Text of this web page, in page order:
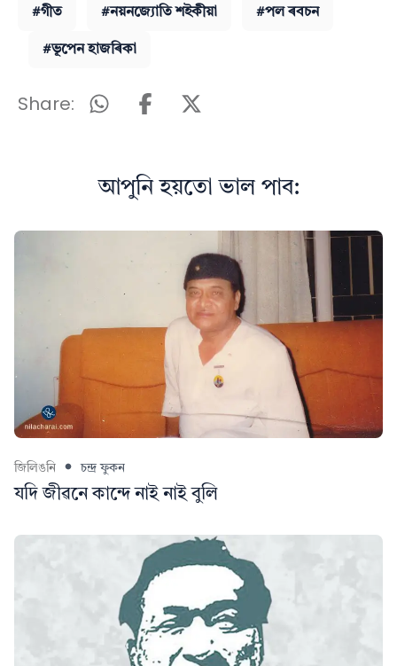
#গীত #নয়নজ্যোতি শইকীয়া #পল ৰবচন
#ভূপেন হাজৰিকা
Share:
আপুনি হয়তো ভাল পাব:
জিলিঙনি চন্দ্ৰ ফুকন
যদি জীৱনে কান্দে নাই নাই বুলি